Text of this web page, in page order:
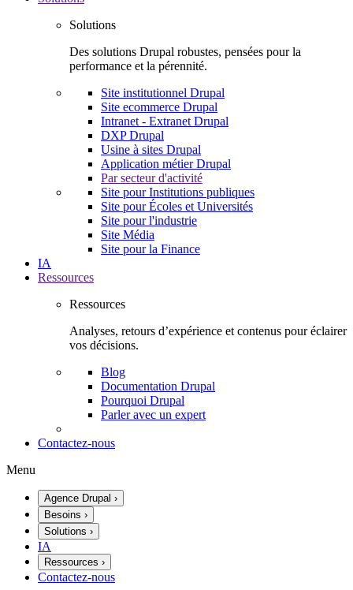
Solutions
Des solutions Drupal robustes, pensées pour la
performance et la pérennité.
Site institutionnel Drupal
Site ecommerce Drupal
Intranet - Extranet Drupal
DXP Drupal
Usine à sites Drupal
Application métier Drupal
Par secteur d'activité
Site pour Institutions publiques
Site pour Écoles et Universités
Site pour l'industrie
Site Média
Site pour la Finance
IA
Ressources
Ressources
Analyses, retours d’expérience et contenus pour éclairer
vos décisions.
Blog
Documentation Drupal
Pourquoi Drupal
Parler avec un expert
Contactez-nous
Menu
Agence Drupal ›
Besoins ›
Solutions ›
IA
Ressources ›
Contactez-nous